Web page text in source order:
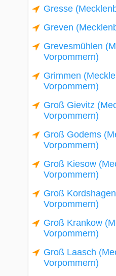
Gresse
Greven
Grevesmühlen
Vorpommern)
Grimmen
Vorpommern)
Groß Gievitz
Vorpommern)
Groß Godems
Vorpommern)
Groß Kiesow
Vorpommern)
Groß
Vorpommern)
Groß Krankow
Vorpommern)
Groß Laasch
Vorpommern)